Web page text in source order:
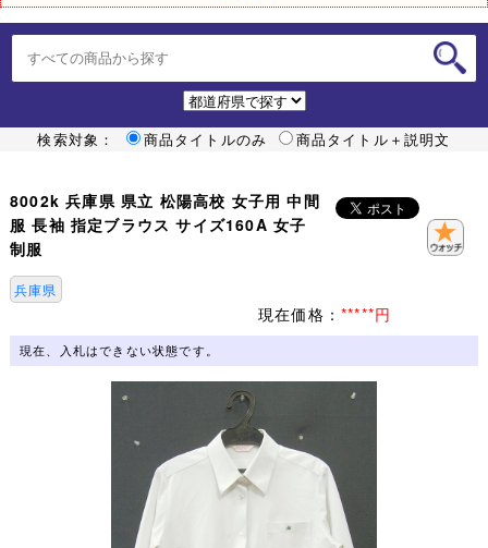
検索対象： 商品タイトルのみ 商品タイトル＋説明文
8002k 兵庫県 県立 松陽高校 女子用 中間
服 長袖 指定ブラウス サイズ160A 女子
制服
兵庫県
現在価格： *****円
現在、入札はできない状態です。